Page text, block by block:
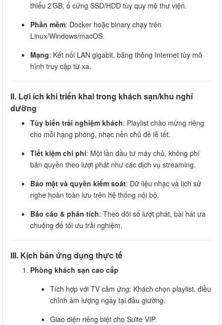
thiểu 2 GB, ổ cứng SSD/HDD tùy quy mô thư viện.
Phần mềm: Docker hoặc binary chạy trên
Linux/Windows/macOS.
Mạng: Kết nối LAN gigabit, băng thông Internet tùy mô
hình truy cập từ xa.
II. Lợi ích khi triển khai trong khách sạn/khu nghỉ
dưỡng
Tùy biến trải nghiệm khách: Playlist chào mừng riêng
cho mỗi hạng phòng, nhạc nền chủ đề lễ tết.
Tiết kiệm chi phí: Một lần đầu tư máy chủ, không phí
bản quyền theo lượt phát như các dịch vụ streaming.
Bảo mật và quyền kiểm soát: Dữ liệu nhạc và lịch sử
nghe hoàn toàn lưu trên hệ thống nội bộ.
Báo cáo & phân tích: Theo dõi số lượt phát, bài hát ưa
chuộng để tối ưu trải nghiệm.
III. Kịch bản ứng dụng thực tế
Phòng khách sạn cao cấp
Tích hợp với TV cảm ứng: Khách chọn playlist, điều
chỉnh âm lượng ngay tại đầu giường.
Giao diện riêng biệt cho Suite VIP.